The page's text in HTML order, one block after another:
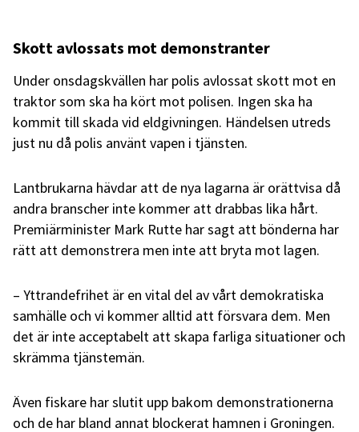
Skott avlossats mot demonstranter
Under onsdagskvällen har polis avlossat skott mot en
traktor som ska ha kört mot polisen. Ingen ska ha
kommit till skada vid eldgivningen. Händelsen utreds
just nu då polis använt vapen i tjänsten.
Lantbrukarna hävdar att de nya lagarna är orättvisa då
andra branscher inte kommer att drabbas lika hårt.
Premiärminister Mark Rutte har sagt att bönderna har
rätt att demonstrera men inte att bryta mot lagen.
– Yttrandefrihet är en vital del av vårt demokratiska
samhälle och vi kommer alltid att försvara dem. Men
det är inte acceptabelt att skapa farliga situationer och
skrämma tjänstemän.
Även fiskare har slutit upp bakom demonstrationerna
och de har bland annat blockerat hamnen i Groningen.